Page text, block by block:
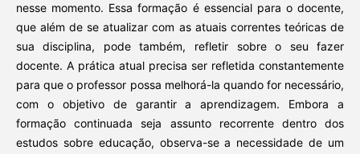
nesse momento. Essa formação é essencial para o docente,
que além de se atualizar com as atuais correntes teóricas de
sua disciplina, pode também, refletir sobre o seu fazer
docente. A prática atual precisa ser refletida constantemente
para que o professor possa melhorá-la quando for necessário,
com o objetivo de garantir a aprendizagem. Embora a
formação continuada seja assunto recorrente dentro dos
estudos sobre educação, observa-se a necessidade de um